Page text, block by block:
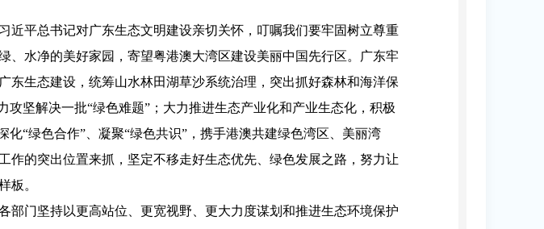
平总书记对广东生态文明建设亲切关怀，叮嘱我们要牢固树立尊重
、水净的美好家园，寄望粤港澳大湾区建设美丽中国先行区。广东牢
生态建设，统筹山水林田湖草沙系统治理，突出抓好森林和海洋保
坚解决一批“绿色难题”；大力推进生态产业化和产业生态化，积极
“绿色合作”、凝聚“绿色共识”，携手港澳共建绿色湾区、美丽湾
作的突出位置来抓，坚定不移走好生态优先、绿色发展之路，努力让
板。
门坚持以更高站位、更宽视野、更大力度谋划和推进生态环境保护